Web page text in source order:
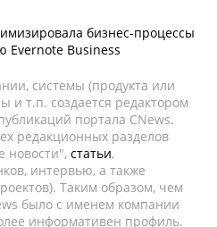
бизнес-процессы
Evernote Business
системы (продукта или
и т.п. создается редактором
портала CNews.
редакционных разделов
новости", статьи,
интервью, а также
Таким образом, чем
было с именем компании
информативен профиль.